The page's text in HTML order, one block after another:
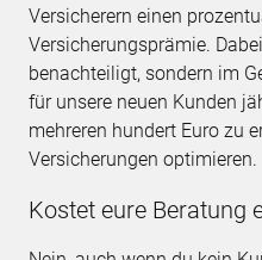
Versicherern einen
Versicherungsprämie.
benachteiligt, sondern im
für unsere neuen Kunden
mehreren hundert Euro zu
Versicherungen optimieren.
Kostet eure Beratung